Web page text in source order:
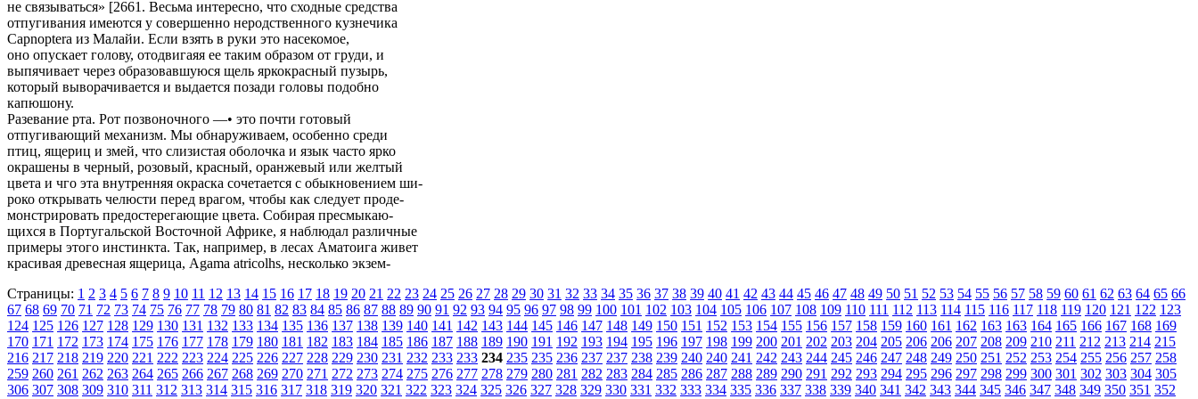
не связываться» [2661. Весьма интересно, что сходные средства
отпугивания имеются у совершенно неродственного кузнечика
Capnoptera из Малайи. Если взять в руки это насекомое,
оно опускает голову, отодвигаяя ее таким образом от груди, и
выпячивает через образовавшуюся щель яркокрасный пузырь,
который выворачивается и выдается позади головы подобно
капюшону.
Разевание рта. Рот позвоночного —• это почти готовый
отпугивающий механизм. Мы обнаруживаем, особенно среди
птиц, ящериц и змей, что слизистая оболочка и язык часто ярко
окрашены в черный, розовый, красный, оранжевый или желтый
цвета и чго эта внутренняя окраска сочетается с обыкновением ши-
роко открывать челюсти перед врагом, чтобы как следует проде-
монстрировать предостерегающие цвета. Собирая пресмыкаю-
щихся в Португальской Восточной Африке, я наблюдал различные
примеры этого инстинкта. Так, например, в лесах Аматоига живет
красивая древесная ящерица, Agama atricolhs, несколько экзем-
Страницы: 1 2 3 4 5 6 7 8 9 10 11 12 13 14 15 16 17 18 19 20 21 22 23 24 25 26 27 28 29 30 31 32 33 34 35 36 37 38 39 40 41 42 43 44 45 46 47 48 49 50 51 52 53 54 55 56 57 58 59 60 61 62 63 64 65 66
67 68 69 70 71 72 73 74 75 76 77 78 79 80 81 82 83 84 85 86 87 88 89 90 91 92 93 94 95 96 97 98 99 100 101 102 103 104 105 106 107 108 109 110 111 112 113 114 115 116 117 118 119 120 121 122 123
124 125 126 127 128 129 130 131 132 133 134 135 136 137 138 139 140 141 142 143 144 145 146 147 148 149 150 151 152 153 154 155 156 157 158 159 160 161 162 163 163 164 165 166 167 168 169
170 171 172 173 174 175 176 177 178 179 180 181 182 183 184 185 186 187 188 189 190 191 192 193 194 195 196 197 198 199 200 201 202 203 204 205 206 206 207 208 209 210 211 212 213 214 215
216 217 218 219 220 221 222 223 224 225 226 227 228 229 230 231 232 233 233 234 235 235 236 237 237 238 239 240 240 241 242 243 244 245 246 247 248 249 250 251 252 253 254 255 256 257 258
259 260 261 262 263 264 265 266 267 268 269 270 271 272 273 274 275 276 277 278 279 280 281 282 283 284 285 286 287 288 289 290 291 292 293 294 295 296 297 298 299 300 301 302 303 304 305
306 307 308 309 310 311 312 313 314 315 316 317 318 319 320 321 322 323 324 325 326 327 328 329 330 331 332 333 334 335 336 337 338 339 340 341 342 343 344 345 346 347 348 349 350 351 352